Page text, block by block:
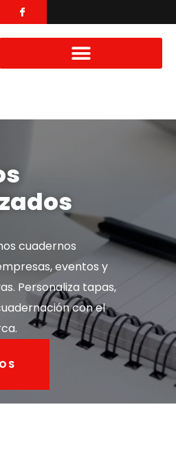
cuadernos
eventos y
Personaliza tapas,
con el